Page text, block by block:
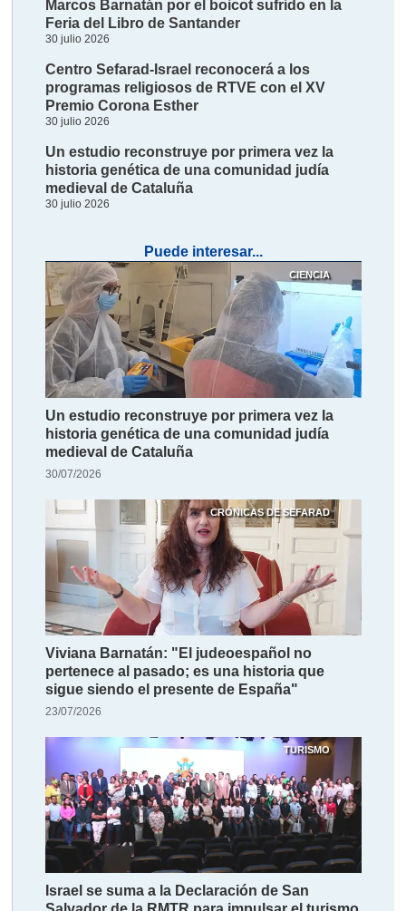
Marcos Barnatán por el boicot sufrido en la
Feria del Libro de Santander
30 julio 2026
Centro Sefarad-Israel reconocerá a los
programas religiosos de RTVE con el XV
Premio Corona Esther
30 julio 2026
Un estudio reconstruye por primera vez la
historia genética de una comunidad judía
medieval de Cataluña
30 julio 2026
Puede interesar...
CIENCIA
Un estudio reconstruye por primera vez la
historia genética de una comunidad judía
medieval de Cataluña
30/07/2026
CRÓNICAS DE SEFARAD
Viviana Barnatán: "El judeoespañol no
pertenece al pasado; es una historia que
sigue siendo el presente de España"
23/07/2026
TURISMO
Israel se suma a la Declaración de San